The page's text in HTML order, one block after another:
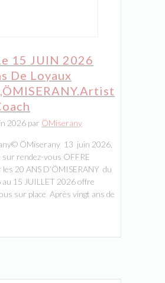
15 JUIN 2026
De Loyaux
2026 par ÖMiserany
ÖMiserany 13 juin 2026,
rendez-vous OFFRE
les 20 ANS D’ÖMISERANY du
15 JUILLET 2026 offre
sur place Après vingt ans de